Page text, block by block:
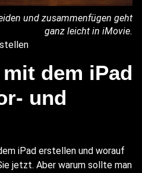
und zusammenfügen geht
ganz leicht in iMovie.
dem iPad
und
iPad erstellen und worauf
jetzt. Aber warum sollte man